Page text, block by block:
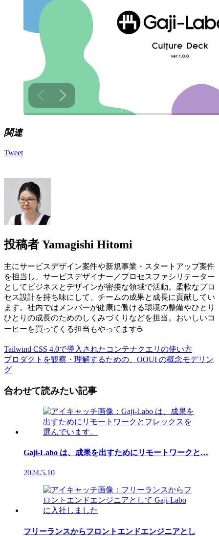
関連
Tweet
投稿者 Yamagishi Hitomi
主にサービスデザイン案件や新規事業・スタートアップ案件
を担当し、サービスデザイナー／プロセスファシリテーター
としてビジネスとデザインが密接な領域で活動。柔軟なプロ
セス設計を持ち味にして、チームの成果と成長に貢献してい
ます。社内ではメンバーが健康に働ける環境の整備やひとり
ひとりの成長のためのしくみづくりなどを担当。おいしいコ
ーヒーを買ってくる担当もやってます☕
Tailwind CSS 4.0で導入されたコンテナクエリの使い方
プロダクトを観察・理解するための、OOUI の概念モデリン
グ
合わせて読みたい記事
Gaji-Labo は、成果を出すためにリモートワークと…
2024.5.10
フリーランスからフロントエンドエンジニアとし